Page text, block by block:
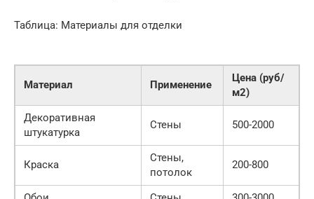
Таблица: Материалы для отделки
Материал Применение
Цена (руб/
м2)
Декоративная
штукатурка
Стены 500-2000
Краска
Стены,
потолок
200-800